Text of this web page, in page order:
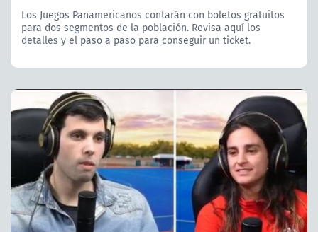
Los Juegos Panamericanos contarán con boletos gratuitos
para dos segmentos de la población. Revisa aquí los
detalles y el paso a paso para conseguir un ticket.